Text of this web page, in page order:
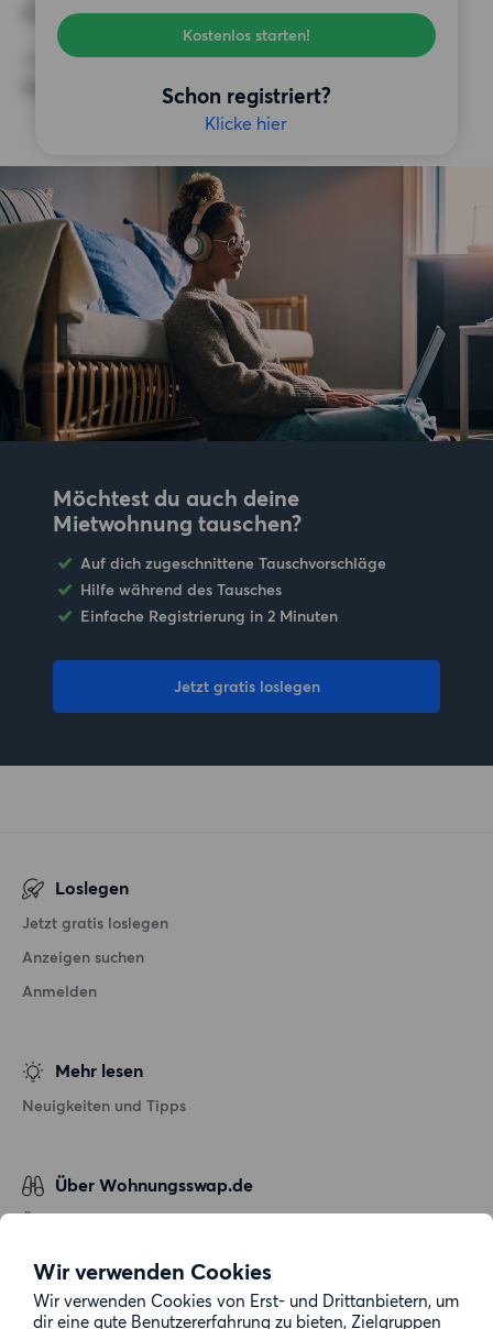
Wir verwenden Cookies
Wir verwenden Cookies von Erst- und Drittanbietern, um
dir eine gute Benutzererfahrung zu bieten, Zielgruppen
Kostenlos starten!
Schon registriert?
Klicke hier
Keine besonderen Anforderungen
SONSTIGE PRÄFERENZEN
Keine bestimmten Präferenzen
Möchtest du auch deine
Mietwohnung tauschen?
Auf dich zugeschnittene Tauschvorschläge
Hilfe während des Tausches
Einfache Registrierung in 2 Minuten
Jetzt gratis loslegen
Loslegen
Jetzt gratis loslegen
Anzeigen suchen
Anmelden
Mehr lesen
Neuigkeiten und Tipps
Über Wohnungsswap.de
Über uns
Datenschutz